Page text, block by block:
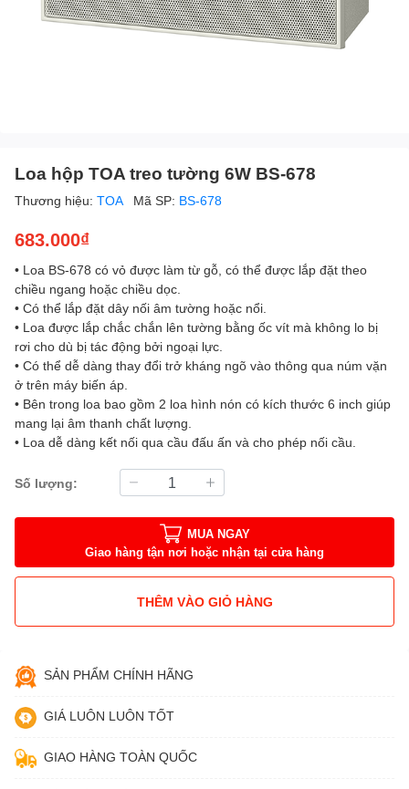
Loa hộp TOA treo tường 6W BS-678
Thương hiệu: TOA Mã SP: BS-678
683.000₫
• Loa BS-678 có vỏ được làm từ gỗ, có thể được lắp đặt theo
chiều ngang hoặc chiều dọc.
• Có thể lắp đặt dây nối âm tường hoặc nổi.
• Loa được lắp chắc chắn lên tường bằng ốc vít mà không lo bị
rơi cho dù bị tác động bởi ngoại lực.
• Có thể dễ dàng thay đổi trở kháng ngõ vào thông qua núm vặn
ở trên máy biến áp.
• Bên trong loa bao gồm 2 loa hình nón có kích thước 6 inch giúp
mang lại âm thanh chất lượng.
• Loa dễ dàng kết nối qua cầu đấu ấn và cho phép nối cầu.
Số lượng:
MUA NGAY
Giao hàng tận nơi hoặc nhận tại cửa hàng
THÊM VÀO GIỎ HÀNG
SẢN PHẨM CHÍNH HÃNG
GIÁ LUÔN LUÔN TỐT
GIAO HÀNG TOÀN QUỐC